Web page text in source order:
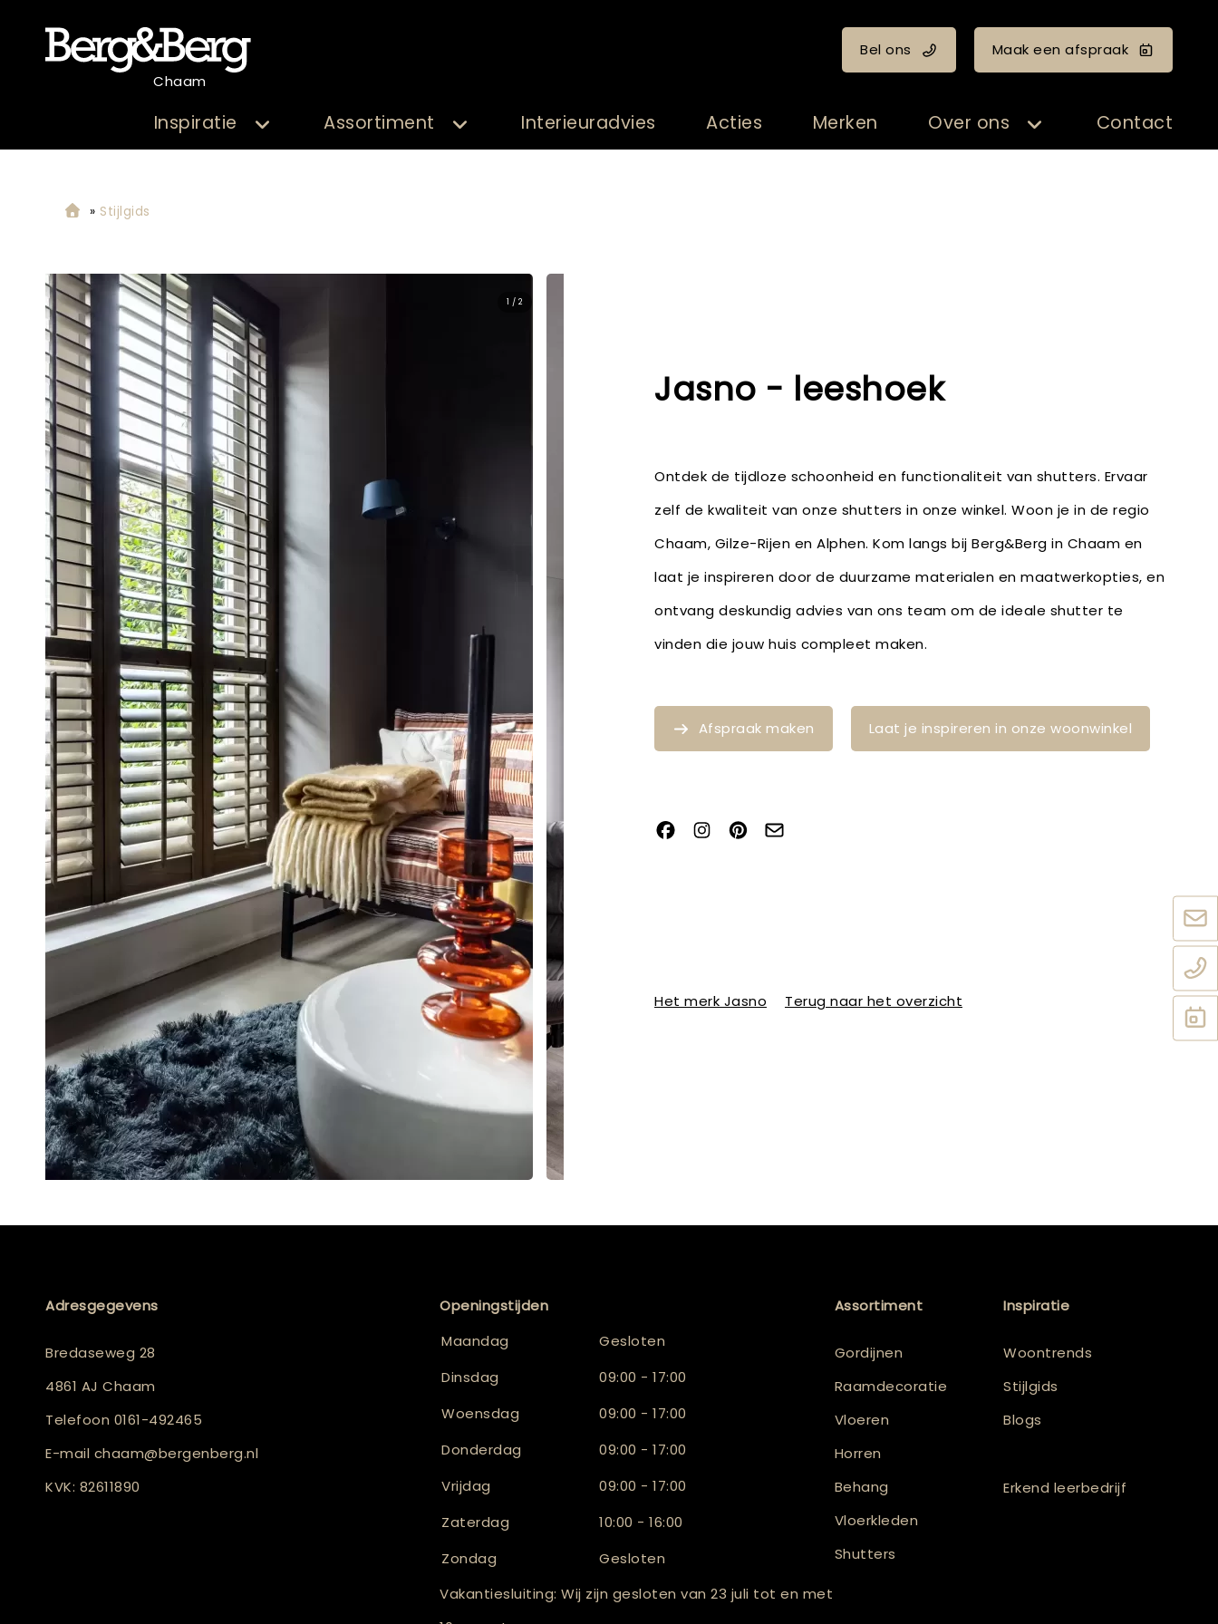
Chaam
Bel ons Maak een afspraak
Inspiratie Assortiment Interieuradvies Acties Merken Over ons Contact
» Stijlgids
2 / 2
Jasno - leeshoek
Ontdek de tijdloze schoonheid en functionaliteit van shutters. Ervaar
zelf de kwaliteit van onze shutters in onze winkel. Woon je in de regio
Chaam, Gilze-Rijen en Alphen. Kom langs bij Berg&Berg in Chaam en
laat je inspireren door de duurzame materialen en maatwerkopties, en
ontvang deskundig advies van ons team om de ideale shutter te
vinden die jouw huis compleet maken.
Afspraak maken Laat je inspireren in onze woonwinkel
Het merk Jasno Terug naar het overzicht
Adresgegevens
Bredaseweg 28
4861 AJ Chaam
Telefoon 0161-492465
E-mail chaam@bergenberg.nl
KVK: 82611890
Openingstijden
Maandag
Gesloten
Dinsdag
09:00 - 17:00
Woensdag
09:00 - 17:00
Donderdag
09:00 - 17:00
Vrijdag
09:00 - 17:00
Zaterdag
10:00 - 16:00
Zondag
Gesloten
Vakantiesluiting: Wij zijn gesloten van 23 juli tot en met
Assortiment
Gordijnen
Raamdecoratie
Vloeren
Horren
Behang
Vloerkleden
Shutters
Inspiratie
Woontrends
Stijlgids
Blogs
Erkend leerbedrijf